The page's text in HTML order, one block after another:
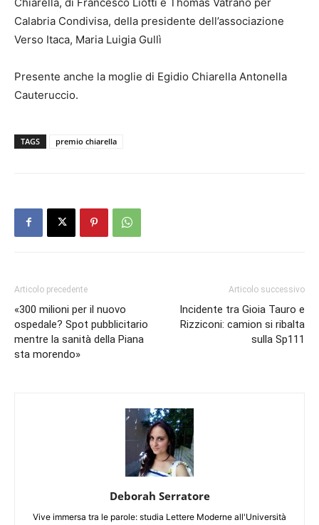
Calabria Condivisa, della presidente dell’associazione
Verso Itaca, Maria Luigia Gullì
Presente anche la moglie di Egidio Chiarella Antonella
Cauteruccio.
TAGS premio chiarella
Articolo precedente
«300 milioni per il nuovo
ospedale? Spot pubblicitario
mentre la sanità della Piana
sta morendo»
Articolo successivo
Incidente tra Gioia Tauro e
Rizziconi: camion si ribalta
sulla Sp111
Deborah Serratore
Vive immersa tra le parole: studia Lettere Moderne all'Università